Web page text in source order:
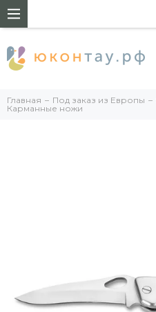
Главная Под заказ из Европы
Карманные ножи